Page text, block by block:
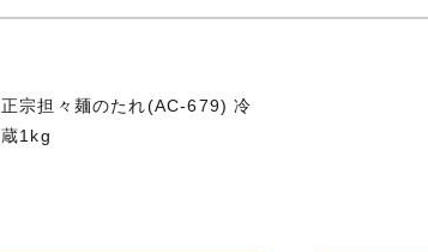
正宗担々麺のたれ(AC-679) 冷
蔵1kg